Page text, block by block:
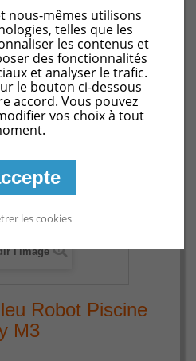
M3
l'image
Robot Piscine
M3
nous-mêmes utilisons
telles que les
les contenus et
des fonctionnalités
et analyser le trafic.
le bouton ci-dessous
accord. Vous pouvez
vos choix à tout
les cookies